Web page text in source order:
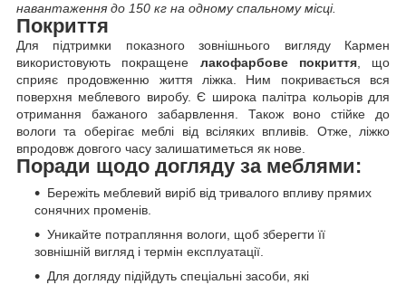
навантаження до 150 кг на одному спальному місці.
Покриття
Для підтримки показного зовнішнього вигляду Кармен
використовують покращене лакофарбове покриття, що
сприяє продовженню життя ліжка. Ним покривається вся
поверхня меблевого виробу. Є широка палітра кольорів для
отримання бажаного забарвлення. Також воно стійке до
вологи та оберігає меблі від всіляких впливів. Отже, ліжко
впродовж довгого часу залишатиметься як нове.
Поради щодо догляду за меблями:
Бережіть меблевий виріб від тривалого впливу прямих
сонячних променів.
Уникайте потрапляння вологи, щоб зберегти її
зовнішній вигляд і термін експлуатації.
Для догляду підійдуть спеціальні засоби, які